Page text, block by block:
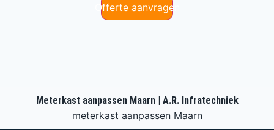
Offerte aanvragen
Meterkast aanpassen Maarn | A.R. Infratechniek
meterkast aanpassen Maarn